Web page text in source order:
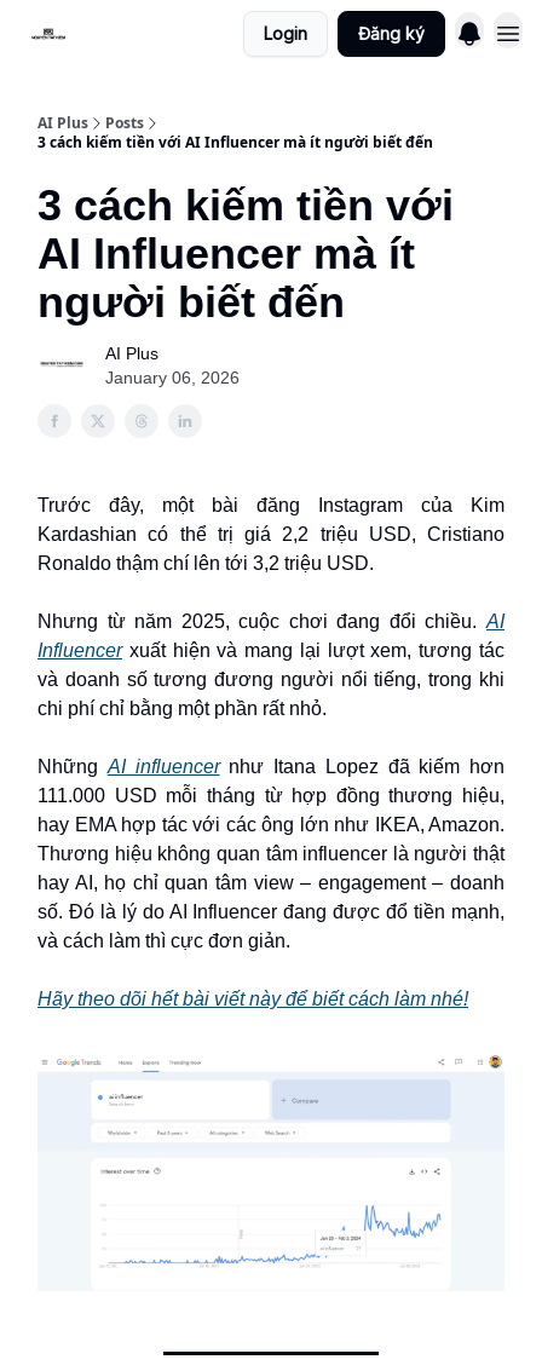
Login Đăng ký
AI Plus
Posts
3 cách kiếm tiền với AI Influencer mà ít người biết đến
3 cách kiếm tiền với
AI Influencer mà ít
người biết đến
AI Plus
January 06, 2026
Trước đây, một bài đăng Instagram của Kim
Kardashian có thể trị giá 2,2 triệu USD, Cristiano
Ronaldo thậm chí lên tới 3,2 triệu USD.
Nhưng từ năm 2025, cuộc chơi đang đổi chiều. AI
Influencerxuất hiện và mang lại lượt xem, tương tác
và doanh số tương đương người nổi tiếng, trong khi
chi phí chỉ bằng một phần rất nhỏ.
Những AI influencernhư Itana Lopez đã kiếm hơn
111.000 USD mỗi tháng từ hợp đồng thương hiệu,
hay EMA hợp tác với các ông lớn như IKEA, Amazon.
Thương hiệu không quan tâm influencer là người thật
hay AI, họ chỉ quan tâm view – engagement – doanh
số. Đó là lý do AI Influencer đang được đổ tiền mạnh,
và cách làm thì cực đơn giản.
Hãy theo dõi hết bài viết này để biết cách làm nhé!